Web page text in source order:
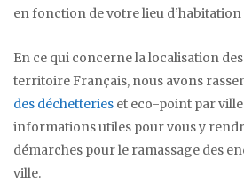
en fonction de votre lieu d’habitation
En ce qui concerne la localisation
territoire Français, nous avons
des déchetteries et eco-point par
informations utiles pour vous y
démarches pour le ramassage des
ville.